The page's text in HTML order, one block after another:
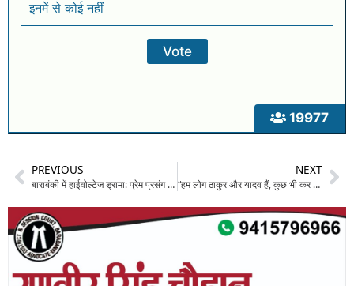
19977
इनमें से कोई नहीं
PREVIOUS
बाराबंकी में हाईवोल्टेज ड्रामा: प्रेम प्रसंग के विवाद में महिला ने ग्राम प्रधान को सड़क पर पीटा, कंपनी बाग में घंटों चला हंगामा
NEXT
“हम लोग ठाकुर और यादव हैं, कुछ भी कर सकते हैं… तुम मुसलमान हो” : बाराबंकी में नवविवाहिता पर पति को छोड़ने का दबाव बना रहा हिंदू युवक, केस दर्ज